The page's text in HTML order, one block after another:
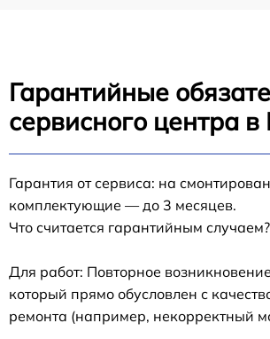
Гарантийные
сервисного центра
Гарантия от сервиса: на
комплектующие — до 3 месяцев.
Что считается гарантийным случаем?
Для работ: Повторное
который прямо обусловлен с
ремонта (например, некорректный